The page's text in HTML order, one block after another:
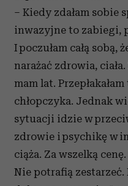
– Kiedy zdałam sobie
inwazyjne to zabiegi,
I poczułam całą sobą,
narażać zdrowia,
mam lat.
chłopczyka. Jednak
sytuacji idzie w
zdrowie i psychikę w
ciąża. Za wszelką
Nie potrafią